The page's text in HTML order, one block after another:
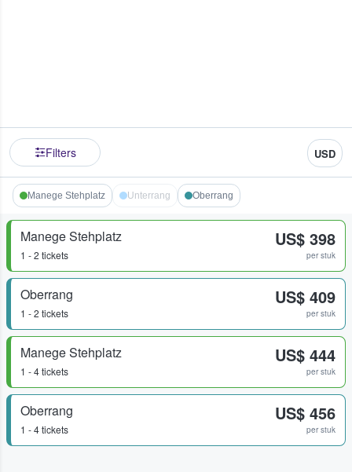
Filters USD
Manege Stehplatz Unterrang Oberrang
Manege Stehplatz
1 - 2 tickets
US$ 398
per stuk
Oberrang
1 - 2 tickets
US$ 409
per stuk
Manege Stehplatz
1 - 4 tickets
US$ 444
per stuk
Oberrang
1 - 4 tickets
US$ 456
per stuk